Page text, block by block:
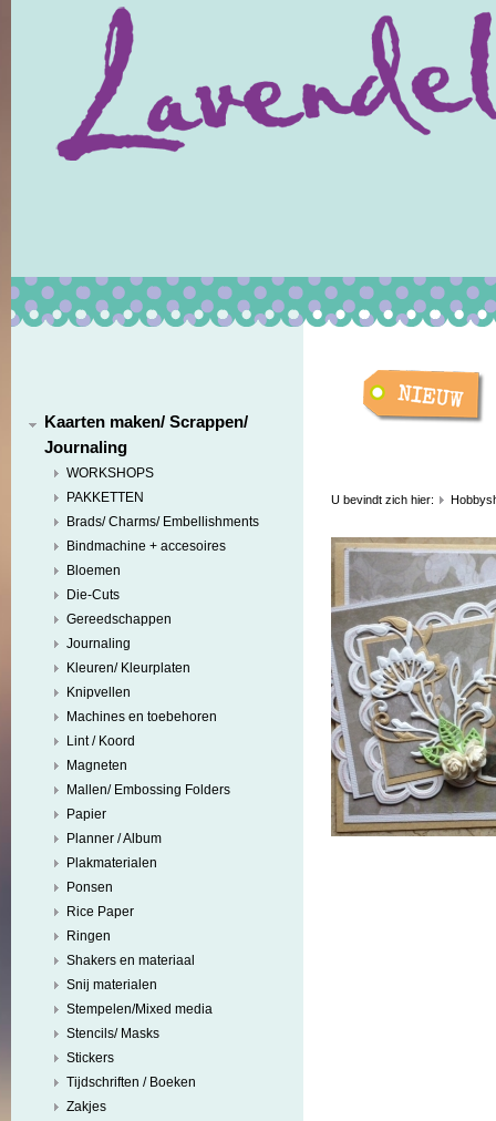
Kaarten maken/ Scrappen/
Journaling
WORKSHOPS
PAKKETTEN
Brads/ Charms/ Embellishments
Bindmachine + accesoires
Bloemen
Die-Cuts
Gereedschappen
Journaling
Kleuren/ Kleurplaten
Knipvellen
Machines en toebehoren
Lint / Koord
Magneten
Mallen/ Embossing Folders
Papier
Planner / Album
Plakmaterialen
Ponsen
Rice Paper
Ringen
Shakers en materiaal
Snij materialen
Stempelen/Mixed media
Stencils/ Masks
Stickers
Tijdschriften / Boeken
Zakjes
U bevindt zich hier: